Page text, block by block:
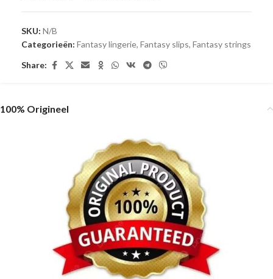
SKU: N/B
Categorieën: Fantasy lingerie, Fantasy slips, Fantasy strings
Share:
100% Origineel